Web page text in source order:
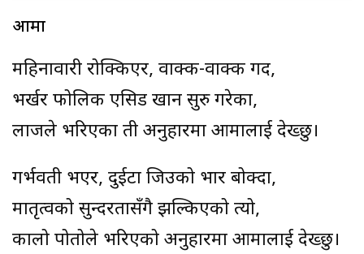
आमा
महिनावारी रोक्किएर, वाक्क-वाक्क गर्दै,
भर्खर फोलिक एसिड खान सुरु गरेका,
लाजले भरिएका ती अनुहारमा आमालाई देख्छु।
गर्भवती भएर, दुईटा जिउको भार बोक्दा,
मातृत्वको सुन्दरतासँगै झल्किएको त्यो,
कालो पोतोले भरिएको अनुहारमा आमालाई देख्छु।